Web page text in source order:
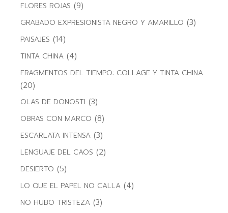
FLORES ROJAS (9)
GRABADO EXPRESIONISTA NEGRO Y AMARILLO (3)
PAISAJES (14)
TINTA CHINA (4)
FRAGMENTOS DEL TIEMPO: COLLAGE Y TINTA CHINA
(20)
OLAS DE DONOSTI (3)
OBRAS CON MARCO (8)
ESCARLATA INTENSA (3)
LENGUAJE DEL CAOS (2)
DESIERTO (5)
LO QUE EL PAPEL NO CALLA (4)
NO HUBO TRISTEZA (3)